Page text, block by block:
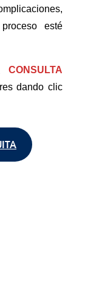
esté
CONSULTA
dando clic